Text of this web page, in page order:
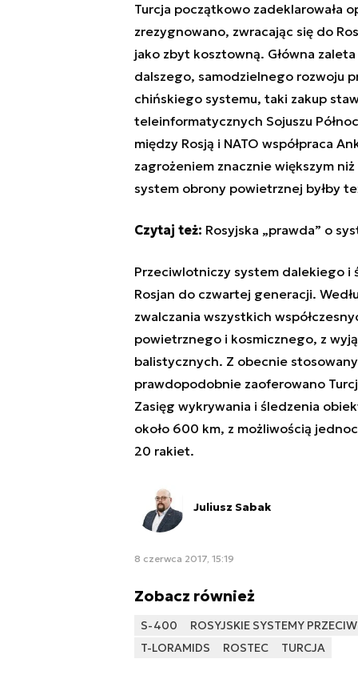
Turcja początkowo zadeklarowała
zrezygnowano, zwracając się do
jako zbyt kosztowną. Główna
dalszego, samodzielnego rozwoju
chińskiego systemu, taki zakup
teleinformatycznych Sojuszu
między Rosją i NATO współpraca
zagrożeniem znacznie większym
system obrony powietrznej byłby
Czytaj też: Rosyjska „prawda” o
Przeciwlotniczy system dalekiego i
Rosjan do czwartej generacji.
zwalczania wszystkich
powietrznego i kosmicznego, z
balistycznych. Z obecnie
prawdopodobnie zaoferowano
Zasięg wykrywania i śledzenia
około 600 km, z możliwością
20 rakiet.
Juliusz Sabak
8 czerwca 2017, 15:19
Zobacz również
S-400
ROSYJSKIE SYSTEMY
T-LORAMIDS
ROSTEC TURCJA